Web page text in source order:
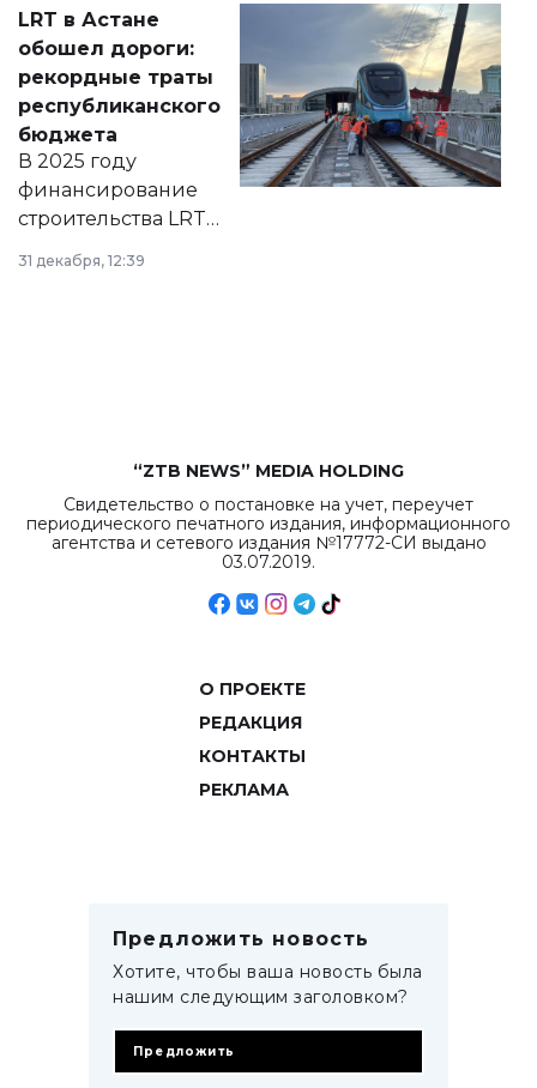
документ
появился в базе
нормативных
правовых актов и
на сайте маслихат
города.
LRT в Астане
обошел дороги:
рекордные траты
республиканского
бюджета
В 2025 году
финансирование
строительства LRT
в Астане из
республиканского
31 декабря, 12:39
“ZTB NEWS” MEDIA HOLDING
Свидетельство о постановке на учет, переучет
периодического печатного издания, информационного
агентства и сетевого издания №17772-СИ выдано
03.07.2019.
О ПРОЕКТЕ
РЕДАКЦИЯ
КОНТАКТЫ
РЕКЛАМА
Предложить новость
Хотите, чтобы ваша новость была
нашим следующим заголовком?
Предложить